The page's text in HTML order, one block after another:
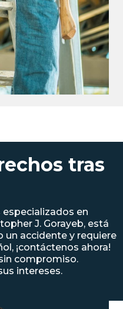
tras
en
J. Gorayeb, está
un accidente y requiere
¡contáctenos ahora!
compromiso.
intereses.